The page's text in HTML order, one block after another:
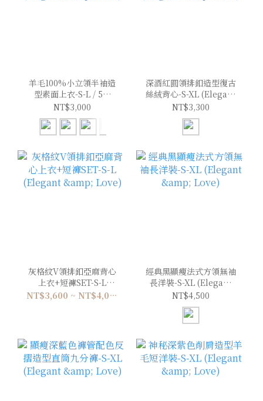
羊毛100%小立領半袖造
型素面上衣-S-L / 5色
(Elegant & Love)
NT$3,000
深酒紅圓領排釦造型復古
絲絨背心-S-XL (Elegant
& Love)
NT$3,300
灰格紋V領排釦亞麻背心
上衣+短褲SET-S-L
(Elegant & Love) NT$3,600 ~ NT$4,000
經典黑顯瘦法式方領無袖
長洋裝-S-XL (Elegant
& Love)
NT$4,500